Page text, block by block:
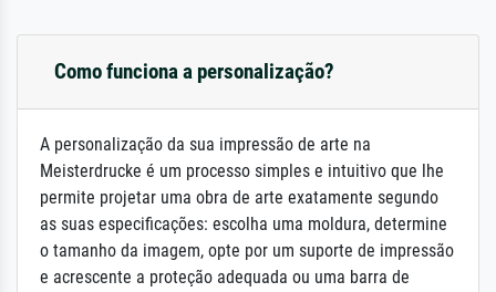
Como funciona a personalização?
A personalização da sua impressão de arte na
Meisterdrucke é um processo simples e intuitivo que lhe
permite projetar uma obra de arte exatamente segundo
as suas especificações: escolha uma moldura, determine
o tamanho da imagem, opte por um suporte de impressão
e acrescente a proteção adequada ou uma barra de